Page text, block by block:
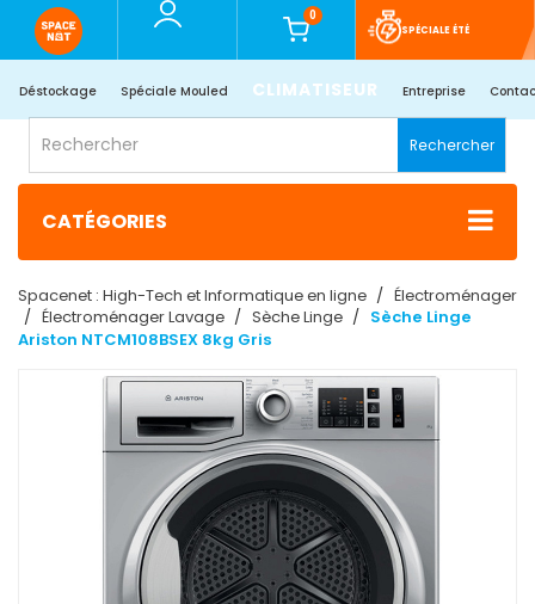
0
SPÉCIALE ÉTÉ
Déstockage Spéciale Mouled CLIMATISEUR Entreprise
Rechercher
CATÉGORIES
Spacenet : High-Tech et Informatique en ligne
Électroménager
Électroménager Lavage
Sèche Linge
Sèche Linge
Ariston NTCM108BSEX 8kg Gris